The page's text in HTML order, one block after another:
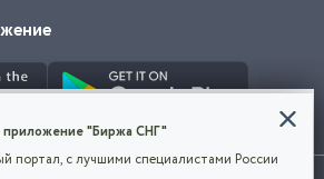
числе подача объявлений, означает
cookie, чтобы сделать
для каждого
приложение "Биржа СНГ"
портал, с лучшими специалистами России